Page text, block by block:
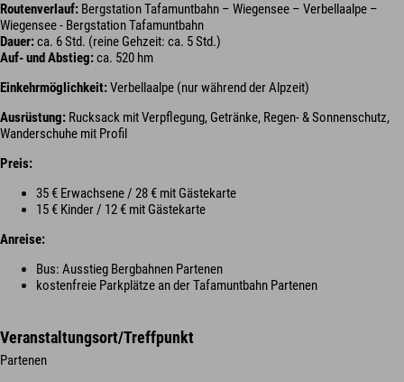
Routenverlauf: Bergstation Tafamuntbahn – Wiegensee – Verbellaalpe –
Wiegensee - Bergstation Tafamuntbahn
Dauer:ca. 6 Std. (reine Gehzeit: ca. 5 Std.)
Auf- und Abstieg:ca. 520 hm
Einkehrmöglichkeit:Verbellaalpe (nur während der Alpzeit)
Ausrüstung: Rucksack mit Verpflegung, Getränke, Regen- & Sonnenschutz,
Wanderschuhe mit Profil
Preis:
35 € Erwachsene / 28 € mit Gästekarte
15 € Kinder / 12 € mit Gästekarte
Anreise:
Bus: Ausstieg Bergbahnen Partenen
kostenfreie Parkplätze an der Tafamuntbahn Partenen
Veranstaltungsort/Treffpunkt
Partenen